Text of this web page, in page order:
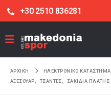
+30 2510 836281
ΑΡΧΙΚΉ
ΗΛΕΚΤΡΟΝΙΚΌ ΚΑΤΆΣΤΗΜΑ
ΑΞΕΣΟΥΑΡ
ΤΣΑΝΤΕΣ ΣΑΚΙΔΙΑ ΠΛΑΤΗΣ